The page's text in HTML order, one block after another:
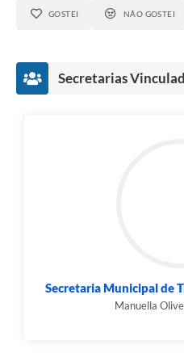
GOSTEI NÃO GOSTEI
Secretarias
Secretaria Municipal de
Manuella